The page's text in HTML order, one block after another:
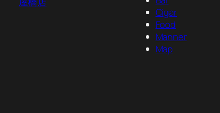
Cigar
Food
Manner
Map